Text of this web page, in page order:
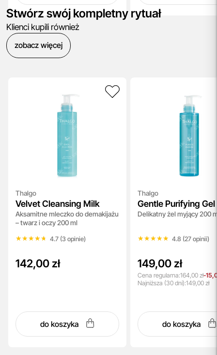
Stwórz swój kompletny rytuał
Klienci kupili również
zobacz więcej
Thalgo
Velvet Cleansing Milk
Aksamitne mleczko do demakijażu
– twarz i oczy 200 ml
★★★★★
★★★★★ 4.7 (3 opinie)
142,00 zł
do koszyka
Thalgo
Gentle Purifying Gel
Delikatny żel myjący 200
★★★★★
★★★★★ 4.8 (27 opinii)
149,00 zł
Cena regularna:164,00 zł-
Najniższa (30 dni):149,00 zł
do koszyka